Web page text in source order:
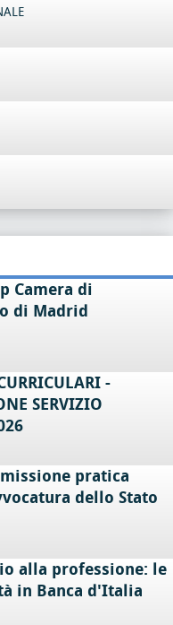
Camera di
di Madrid
-
SERVIZIO
pratica
dello Stato
alla professione: le
in Banca d'Italia